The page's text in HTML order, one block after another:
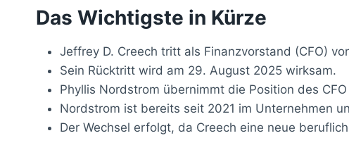
Das Wichtigste in Kürze
Jeffrey D. Creech tritt als Finanzvorstand (CFO)
Sein Rücktritt wird am 29. August 2025 wirksam.
Phyllis Nordstrom übernimmt die Position des
Nordstrom ist bereits seit 2021 im Unternehmen
Der Wechsel erfolgt, da Creech eine neue